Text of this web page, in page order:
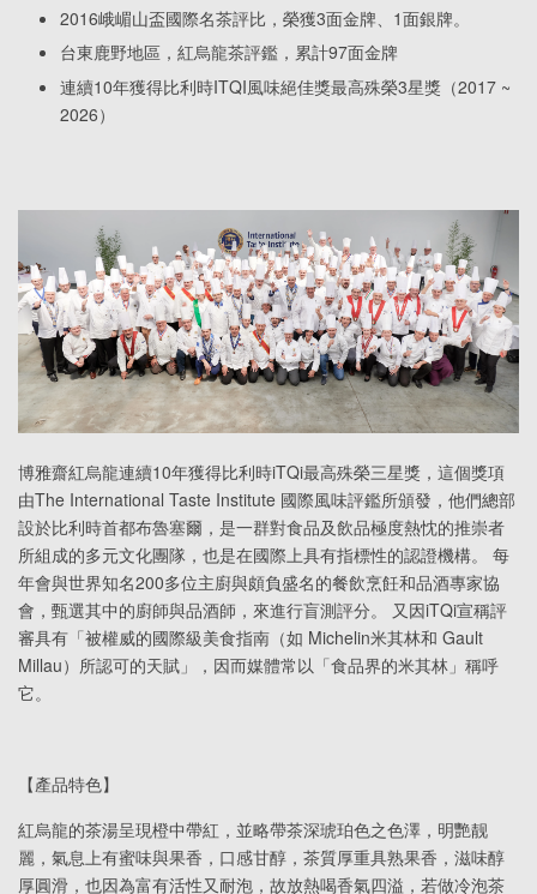
2016峨嵋山盃國際名茶評比，榮獲3面金牌、1面銀牌。
台東鹿野地區，紅烏龍茶評鑑，累計97面金牌
連續10年獲得比利時ITQI風味絕佳獎最高殊榮3星獎（2017 ~
2026）
博雅齋紅烏龍連續10年獲得比利時iTQi最高殊榮三星獎，這個獎項
由The International Taste Institute 國際風味評鑑所頒發，他們總部
設於比利時首都布魯塞爾，是一群對食品及飲品極度熱忱的推崇者
所組成的多元文化團隊，也是在國際上具有指標性的認證機構。 每
年會與世界知名200多位主廚與頗負盛名的餐飲烹飪和品酒專家協
會，甄選其中的廚師與品酒師，來進行盲測評分。 又因iTQi宣稱評
審具有「被權威的國際級美食指南（如 Michelin米其林和 Gault
Millau）所認可的天賦」，因而媒體常以「食品界的米其林」稱呼
它。
【產品特色】
紅烏龍的茶湯呈現橙中帶紅，並略帶茶深琥珀色之色澤，明艷靓
麗，氣息上有蜜味與果香，口感甘醇，茶質厚重具熟果香，滋味醇
厚圓滑，也因為富有活性又耐泡，故放熱喝香氣四溢，若做冷泡茶